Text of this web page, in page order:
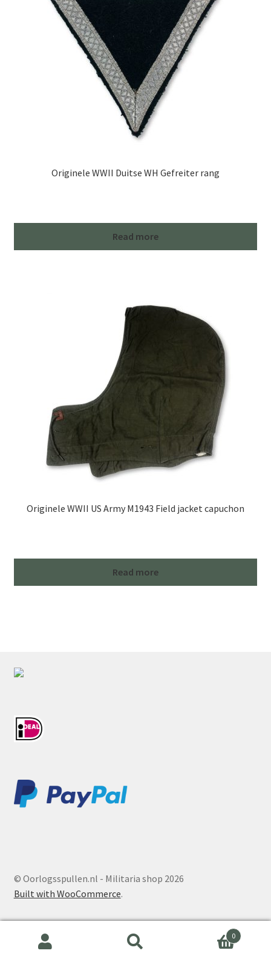
Originele WWII Duitse WH Gefreiter rang
Read more
Originele WWII US Army M1943 Field jacket capuchon
Read more
© Oorlogsspullen.nl - Militaria shop 2026
Built with WooCommerce.
0